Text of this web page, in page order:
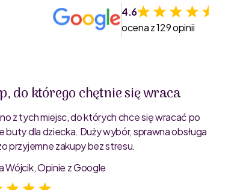
4.6
ocena z 129 opinii
do którego chętnie się wraca
z tych miejsc, do których chce się wracać po
buty dla dziecka. Duży wybór, sprawna obsługa
przyjemne zakupy bez stresu.
Wójcik, Opinie z Google